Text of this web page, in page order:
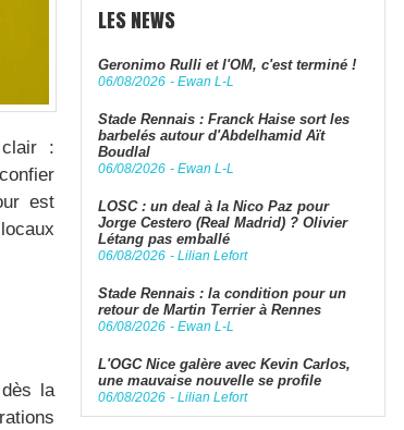
:
est
la
LES NEWS
Geronimo Rulli et l'OM, c'est terminé !
06/08/2026 - Ewan L-L
Stade Rennais : Franck Haise sort les
barbelés autour d'Abdelhamid Aït
Boudlal
06/08/2026 - Ewan L-L
LOSC : un deal à la Nico Paz pour
Jorge Cestero (Real Madrid) ? Olivier
Létang pas emballé
06/08/2026 - Lilian Lefort
Stade Rennais : la condition pour un
retour de Martin Terrier à Rennes
06/08/2026 - Ewan L-L
L'OGC Nice galère avec Kevin Carlos,
une mauvaise nouvelle se profile
06/08/2026 - Lilian Lefort